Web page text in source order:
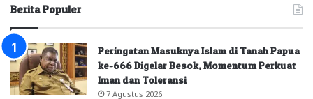
Berita Populer
Peringatan Masuknya Islam di Tanah Papua
ke-666 Digelar Besok, Momentum Perkuat
Iman dan Toleransi
7 Agustus 2026